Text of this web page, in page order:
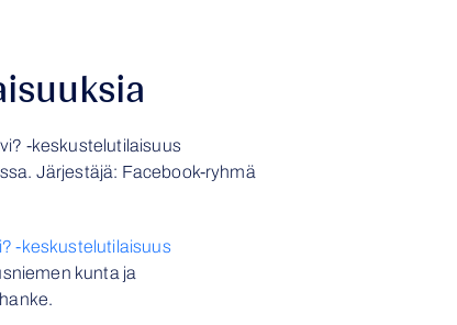
-keskustelutilaisuus
Järjestäjä: Facebook-ryhmä
-keskustelutilaisuus
kunta ja